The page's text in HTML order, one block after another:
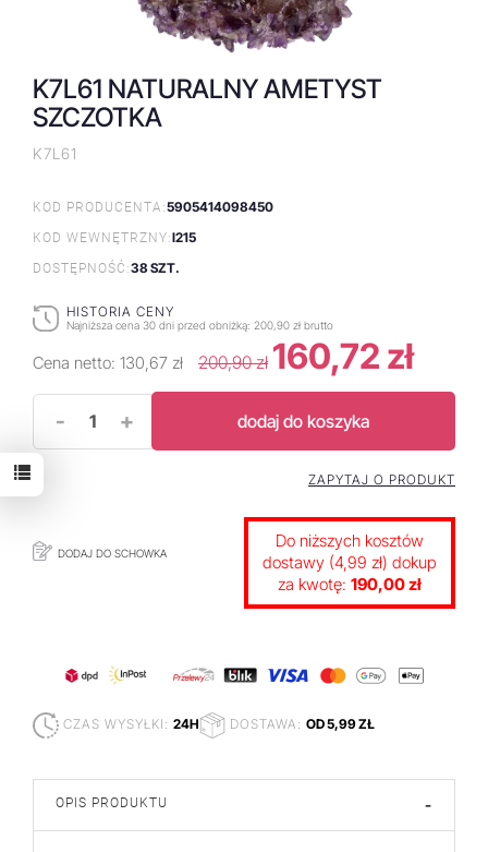
K7L61 NATURALNY AMETYST
SZCZOTKA
K7L61
KOD PRODUCENTA:5905414098450
KOD WEWNĘTRZNY:I215
DOSTĘPNOŚĆ:38 SZT.
HISTORIA CENY
Najniższa cena 30 dni przed obniżką: 200,90 zł brutto
Cena netto: 130,67 zł 200,90 zł 160,72 zł
- + dodaj do koszyka
DODAJ DO SCHOWKA
ZAPYTAJ O PRODUKT
Do niższych kosztów
dostawy (4,99 zł) dokup
za kwotę: 190,00 zł
CZAS WYSYŁKI: 24H DOSTAWA: OD 5,99 ZŁ
OPIS PRODUKTU -